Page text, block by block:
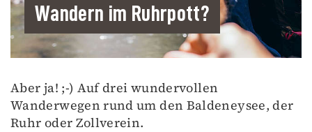
Wandern im Ruhrpott?
Aber ja! ;-) Auf drei wundervollen
Wanderwegen rund um den Baldeneysee, der
Ruhr oder Zollverein.